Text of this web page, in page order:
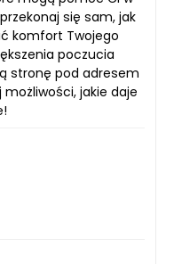
się sam, jak
komfort Twojego
poczucia
stronę pod adresem
jakie daje